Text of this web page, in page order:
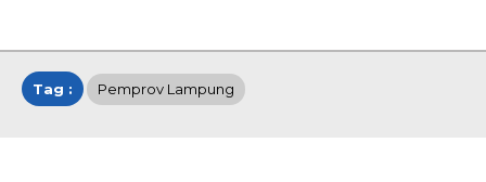
Tag : Pemprov Lampung